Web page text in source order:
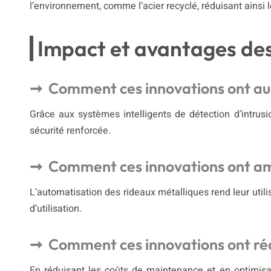
l’environnement, comme l’acier recyclé, réduisant
Impact et avantages
Comment ces innovations ont
Grâce aux systèmes intelligents de détection
sécurité renforcée.
Comment ces innovations ont
L’automatisation des rideaux métalliques rend leur
d’utilisation.
Comment ces innovations ont